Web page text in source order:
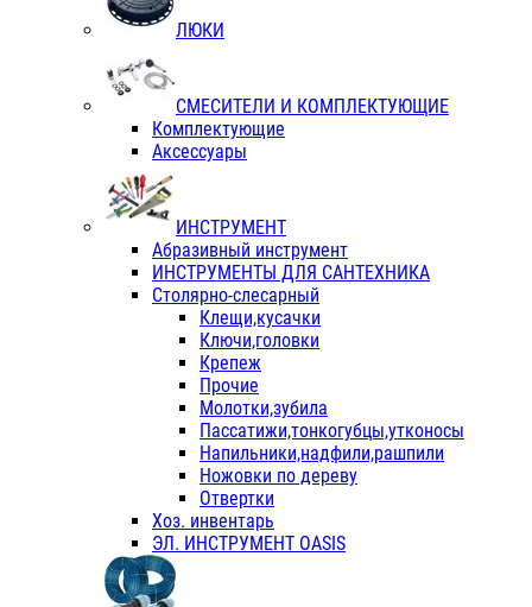
ЛЮКИ
СМЕСИТЕЛИ И КОМПЛЕКТУЮЩИЕ
Комплектующие
Аксессуары
ИНСТРУМЕНТ
Абразивный инструмент
ИНСТРУМЕНТЫ ДЛЯ САНТЕХНИКА
Столярно-слесарный
Клещи,кусачки
Ключи,головки
Крепеж
Прочие
Молотки,зубила
Пассатижи,тонкогубцы,утконосы
Напильники,надфили,рашпили
Ножовки по дереву
Отвертки
Хоз. инвентарь
ЭЛ. ИНСТРУМЕНТ OASIS